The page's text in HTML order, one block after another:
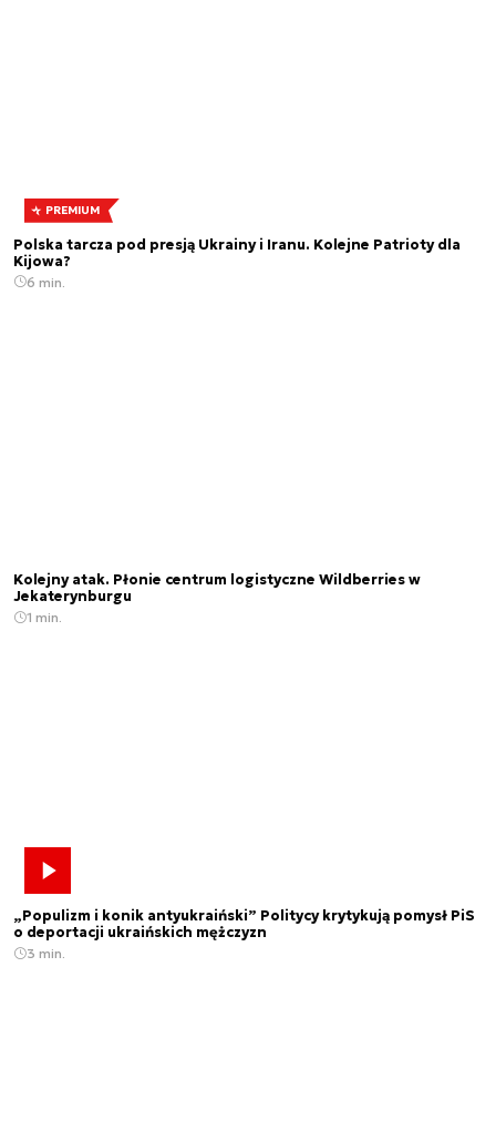
PREMIUM
Polska tarcza pod presją Ukrainy i Iranu. Kolejne Patrioty dla
Kijowa?
6 min.
Kolejny atak. Płonie centrum logistyczne Wildberries w
Jekaterynburgu
1 min.
„Populizm i konik antyukraiński” Politycy krytykują pomysł PiS
o deportacji ukraińskich mężczyzn
3 min.